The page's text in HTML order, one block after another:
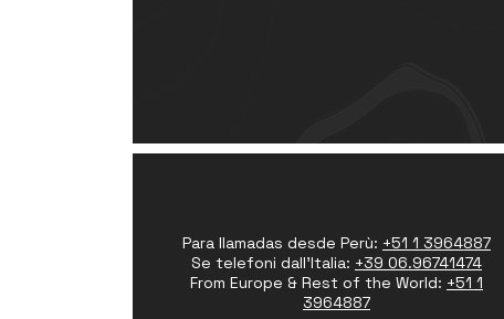
Para llamadas desde Perù: +51 1 3964887
Se telefoni dall'Italia: +39 06.96741474
From Europe & Rest of the World: +51 1
3964887